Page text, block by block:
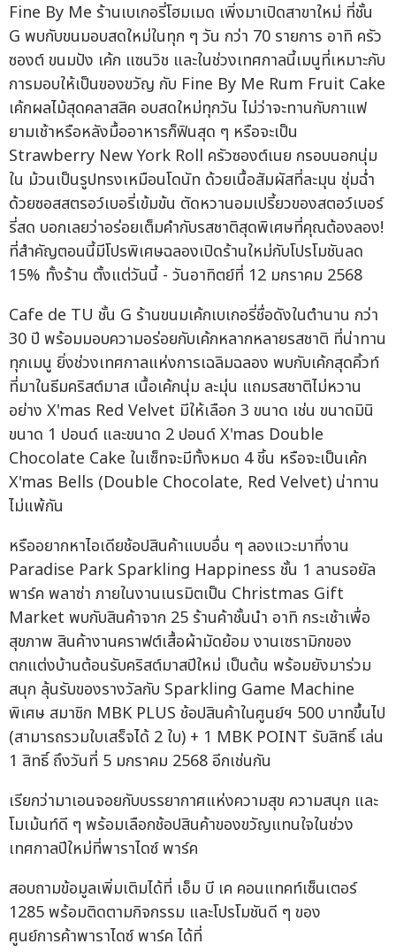
Fine By Me ร้านเบเกอรี่โฮมเมด เพิ่งมาเปิดสาขาใหม่ ที่ชั้น
G พบกับขนมอบสดใหม่ในทุก ๆ วัน กว่า 70 รายการ อาทิ ครัว
ซองต์ ขนมปัง เค้ก แซนวิช และในช่วงเทศกาลนี้เมนูที่เหมาะกับ
การมอบให้เป็นของขวัญ กับ Fine By Me Rum Fruit Cake
เค้กผลไม้สุดคลาสสิค อบสดใหม่ทุกวัน ไม่ว่าจะทานกับกาแฟ
ยามเช้าหรือหลังมื้ออาหารก็ฟินสุด ๆ หรือจะเป็น
Strawberry New York Roll ครัวซองต์เนย กรอบนอกนุ่ม
ใน ม้วนเป็นรูปทรงเหมือนโดนัท ด้วยเนื้อสัมผัสที่ละมุน ชุ่มฉ่ำ
ด้วยซอสสตรอว์เบอรี่เข้มข้น ตัดหวานอมเปรี้ยวของสตอว์เบอร์
รี่สด บอกเลยว่าอร่อยเต็มคำกับรสชาติสุดพิเศษที่คุณต้องลอง!
ที่สำคัญตอนนี้มีโปรพิเศษฉลองเปิดร้านใหม่กับโปรโมชันลด
15% ทั้งร้าน ตั้งแต่วันนี้ - วันอาทิตย์ที่ 12 มกราคม 2568
Cafe de TU ชั้น G ร้านขนมเค้กเบเกอรี่ชื่อดังในตำนาน กว่า
30 ปี พร้อมมอบความอร่อยกับเค้กหลากหลายรสชาติ ที่น่าทาน
ทุกเมนู ยิ่งช่วงเทศกาลแห่งการเฉลิมฉลอง พบกับเค้กสุดคิ้วท์
ที่มาในธีมคริสต์มาส เนื้อเค้กนุ่ม ละมุ่น แถมรสชาติไม่หวาน
อย่าง X'mas Red Velvet มีให้เลือก 3 ขนาด เช่น ขนาดมินิ
ขนาด 1 ปอนด์ และขนาด 2 ปอนด์ X'mas Double
Chocolate Cake ในเซ็ทจะมีทั้งหมด 4 ชิ้น หรือจะเป็นเค้ก
X'mas Bells (Double Chocolate, Red Velvet) น่าทาน
ไม่แพ้กัน
หรืออยากหาไอเดียช้อปสินค้าแบบอื่น ๆ ลองแวะมาที่งาน
Paradise Park Sparkling Happiness ชั้น 1 ลานรอยัล
พาร์ค พลาซ่า ภายในงานเนรมิตเป็น Christmas Gift
Market พบกับสินค้าจาก 25 ร้านค้าชั้นนำ อาทิ กระเช้าเพื่อ
สุขภาพ สินค้างานคราฟต์เสื้อผ้ามัดย้อม งานเซรามิกของ
ตกแต่งบ้านต้อนรับคริสต์มาสปีใหม่ เป็นต้น พร้อมยังมาร่วม
สนุก ลุ้นรับของรางวัลกับ Sparkling Game Machine
พิเศษ สมาชิก MBK PLUS ช้อปสินค้าในศูนย์ฯ 500 บาทขึ้นไป
(สามารถรวมใบเสร็จได้ 2 ใบ) + 1 MBK POINT รับสิทธิ์ เล่น
1 สิทธิ์ ถึงวันที่ 5 มกราคม 2568 อีกเช่นกัน
เรียกว่ามาเอนจอยกับบรรยากาศแห่งความสุข ความสนุก และ
โมเม้นท์ดี ๆ พร้อมเลือกช้อปสินค้าของขวัญแทนใจในช่วง
เทศกาลปีใหม่ที่พาราไดซ์ พาร์ค
สอบถามข้อมูลเพิ่มเติมได้ที่ เอ็ม บี เค คอนแทคท์เซ็นเตอร์
1285 พร้อมติดตามกิจกรรม และโปรโมชันดี ๆ ของ
ศูนย์การค้าพาราไดซ์ พาร์ค ได้ที่